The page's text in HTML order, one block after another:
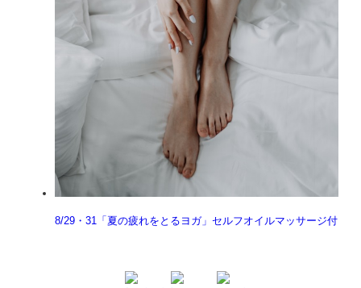
8/29・31「夏の疲れをとるヨガ」セルフオイルマッサージ付